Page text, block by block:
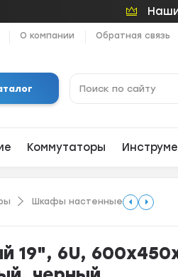
О компании Обратная связь
Коммутаторы
Шкафы настенные
19", 6U,